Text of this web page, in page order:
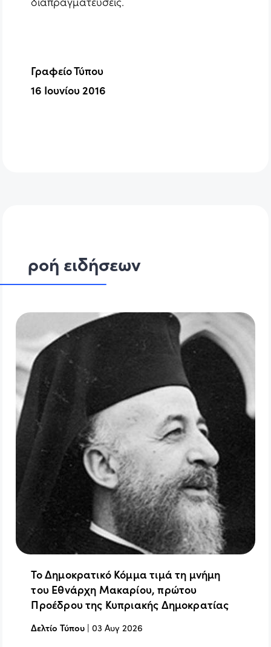
Γραφείο Τύπου
16 Ιουνίου 2016
ροή ειδήσεων
Το Δημοκρατικό Κόμμα τιμά τη μνήμη
του Εθνάρχη Μακαρίου, πρώτου
Προέδρου της Κυπριακής Δημοκρατίας
Δελτίο Τύπου |03 Αυγ 2026